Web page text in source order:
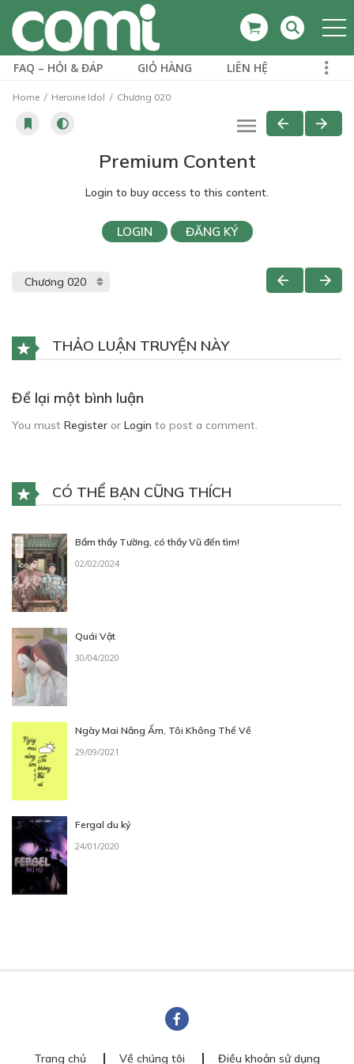
FAQ – HỎI & ĐÁP GIỎ HÀNG LIÊN HỆ
Home Heroine Idol Chương 020
Premium Content
Login to buy access to this content.
LOGIN ĐĂNG KÝ
THẢO LUẬN TRUYỆN NÀY
Để lại một bình luận
You must Register or Login to post a comment.
CÓ THỂ BẠN CŨNG THÍCH
Bẩm thầy Tường, có thầy Vũ đến tìm!
02/02/2024
Quái Vật
30/04/2020
Ngày Mai Nắng Ấm, Tôi Không Thể Về
29/09/2021
Fergal du ký
24/01/2020
Trang chủ Về chúng tôi Điều khoản sử dụng